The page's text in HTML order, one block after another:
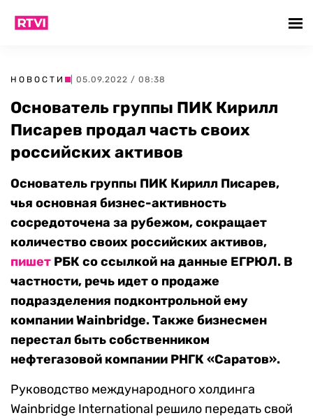
НОВОСТИ | 05.09.2022 / 08:38
Основатель группы ПИК Кирилл
Писарев продал часть своих
российских активов
Основатель группы ПИК Кирилл Писарев,
чья основная бизнес-активность
сосредоточена за рубежом, сокращает
количество своих российских активов,
пишет РБК со ссылкой на данные ЕГРЮЛ. В
частности, речь идет о продаже
подразделения подконтрольной ему
компании Wainbridge. Также бизнесмен
перестал быть собственником
нефтегазовой компании РНГК «Саратов».
Руководство международного холдинга
Wainbridge International решило передать свой